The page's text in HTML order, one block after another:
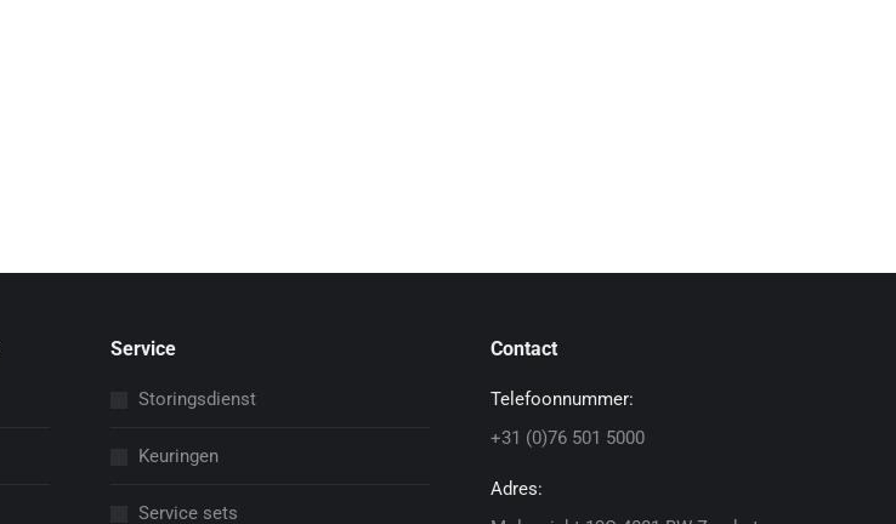
Service
Storingsdienst
Keuringen
Service sets
Contact
Telefoonnummer:
+31 (0)76 501 5000
Adres: